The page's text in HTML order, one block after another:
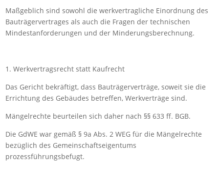
Maßgeblich sind sowohl die werkvertragliche Einordnung des
Bauträgervertrages als auch die Fragen der technischen
Mindestanforderungen und der Minderungsberechnung.
1. Werkvertragsrecht statt Kaufrecht
Das Gericht bekräftigt, dass Bauträgerverträge, soweit sie die
Errichtung des Gebäudes betreffen, Werkverträge sind.
Mängelrechte beurteilen sich daher nach §§ 633 ff. BGB.
Die GdWE war gemäß § 9a Abs. 2 WEG für die Mängelrechte
bezüglich des Gemeinschaftseigentums
prozessführungsbefugt.